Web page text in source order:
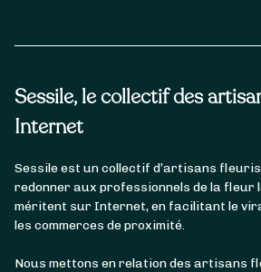
Sessile, le collectif des
Internet
Sessile est un collectif d’artisans
redonner aux professionnels de la fleur
méritent sur Internet, en facilitant le
les commerces de proximité.
Nous mettons en relation des artisans